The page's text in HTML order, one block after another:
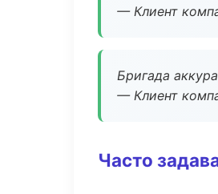
— Клиент
Бригада
— Клиент
Часто